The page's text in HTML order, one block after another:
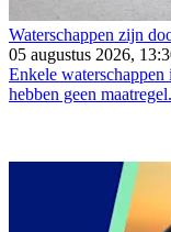
Waterschappen zijn
05 augustus 2026,
Enkele
hebben geen